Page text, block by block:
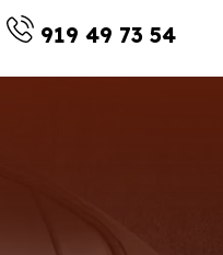
919 49 73 54